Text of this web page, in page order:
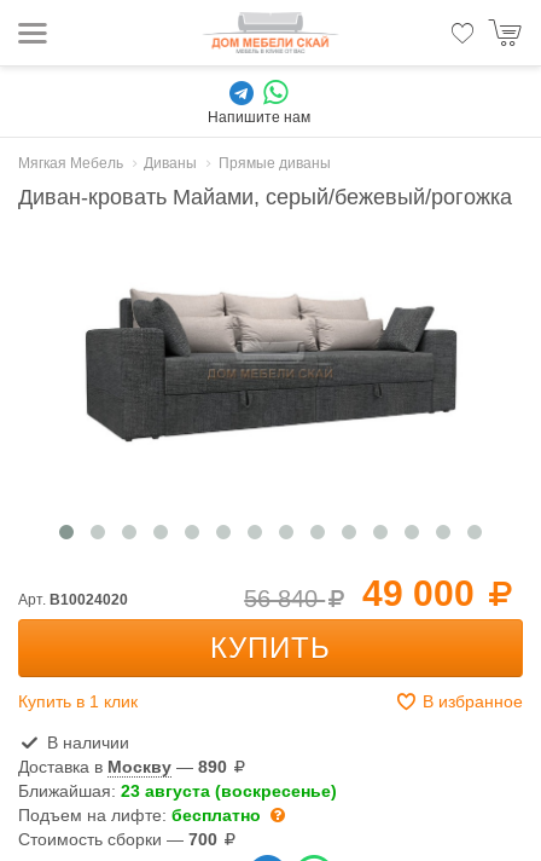
Напишите нам
Мягкая Мебель Диваны Прямые диваны
Диван-кровать Майами, серый/бежевый/рогожка
49 000
56 840
Арт. B10024020
КУПИТЬ
Купить в 1 клик В избранное
В наличии
Доставка в Москву — 890
Ближайшая: 23 августа (воскресенье)
Подъем на лифте: бесплатно
Стоимость сборки — 700